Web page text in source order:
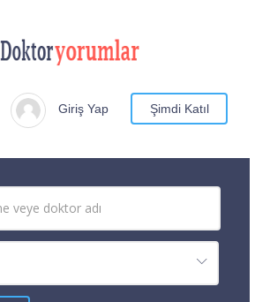
Giriş Yap Şimdi Katıl